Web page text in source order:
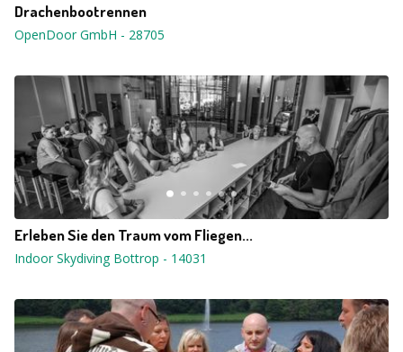
Drachenbootrennen
OpenDoor GmbH - 28705
Erleben Sie den Traum vom Fliegen...
Indoor Skydiving Bottrop - 14031